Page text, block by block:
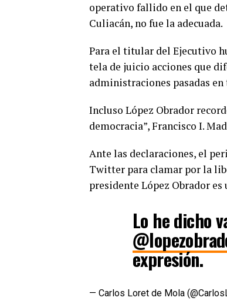
operativo fallido en el que
Culiacán, no fue la adecuada.
Para el titular del Ejecutivo
tela de juicio acciones que
administraciones pasadas
Incluso López Obrador
democracia”, Francisco I.
Ante las declaraciones, el
Twitter para clamar por la
presidente López Obrador es
Lo he dicho
expresión.
— Carlos Loret de Mola